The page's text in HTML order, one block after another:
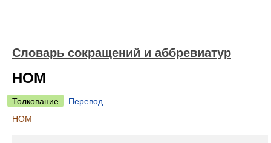
Словарь сокращений и аббревиатур
НОМ
Толкование
Перевод
НОМ